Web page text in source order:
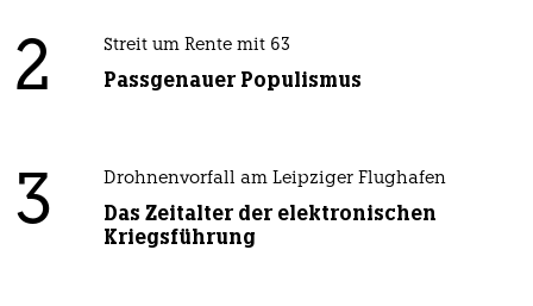
2 Streit um Rente mit 63
Passgenauer Populismus
3 Drohnenvorfall am Leipziger Flughafen
Das Zeitalter der elektronischen
Kriegsführung